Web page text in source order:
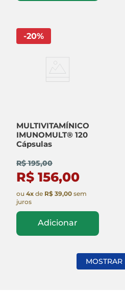
MULTIVITAMÍNICO
IMUNOMULT® 120
Cápsulas
-20%
R$ 195,00
R$ 156,00
ou 4x de R$ 39,00 sem
juros
Adicionar
MOSTRAR